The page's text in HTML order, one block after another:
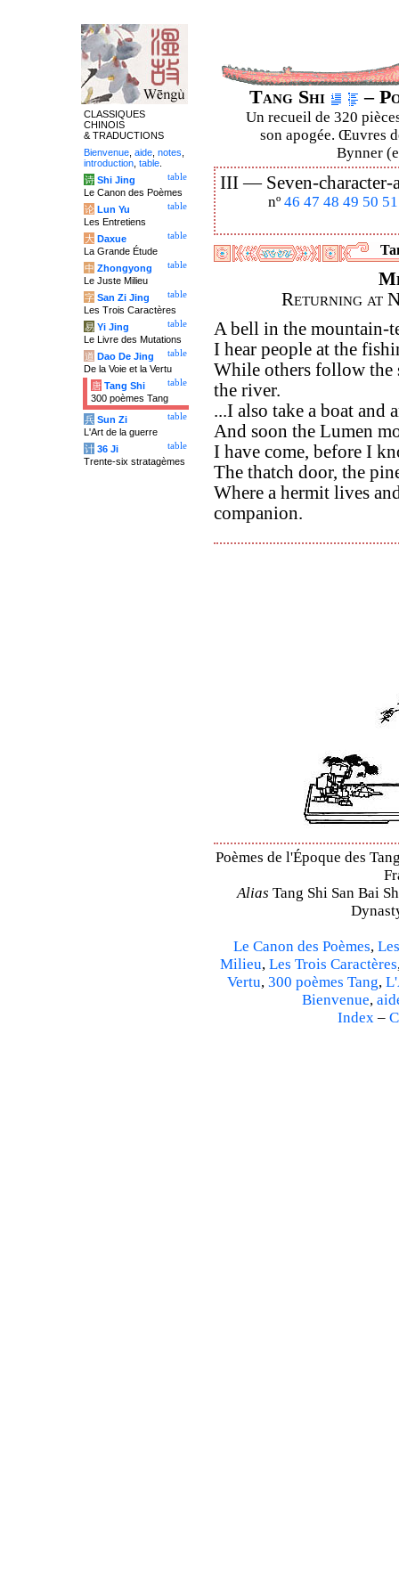
Tang Shi –
Un recueil de 320
son apogée. Œuvres
Bynner
III — Seven-
nº 46 47 48 49 50 51
Returning at
A bell in the mountain-
I hear people at the
While others follow the
the river.
...I also take a boat
And soon the Lumen
I have come, before I
The thatch door, the
Where a hermit lives
companion.
Poèmes de l'Époque des
Alias Tang Shi San Bai
Le Canon des Poèmes,
Milieu, Les Trois Caractères
Vertu, 300 poèmes Tang,
Bienvenue,
Index–
CLASSIQUES
CHINOIS
& TRADUCTIONS
Bienvenue aide notes
introduction table
table
诗 Shi Jing
Le Canon des Poèmes
table
论 Lun Yu
Les Entretiens
table
大 Daxue
La Grande Étude
table
中 Zhongyong
Le Juste Milieu
table
字 San Zi Jing
Les Trois Caractères
table
易 Yi Jing
Le Livre des Mutations
table
道 Dao De Jing
De la Voie et la Vertu
table
唐 Tang Shi
300 poèmes Tang
table
兵 Sun Zi
L'Art de la guerre
table
计 36 Ji
Trente-six stratagèmes